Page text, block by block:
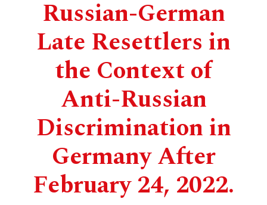
Russian-German
Late Resettlers in
the Context of
Anti-Russian
Discrimination in
Germany After
February 24, 2022.